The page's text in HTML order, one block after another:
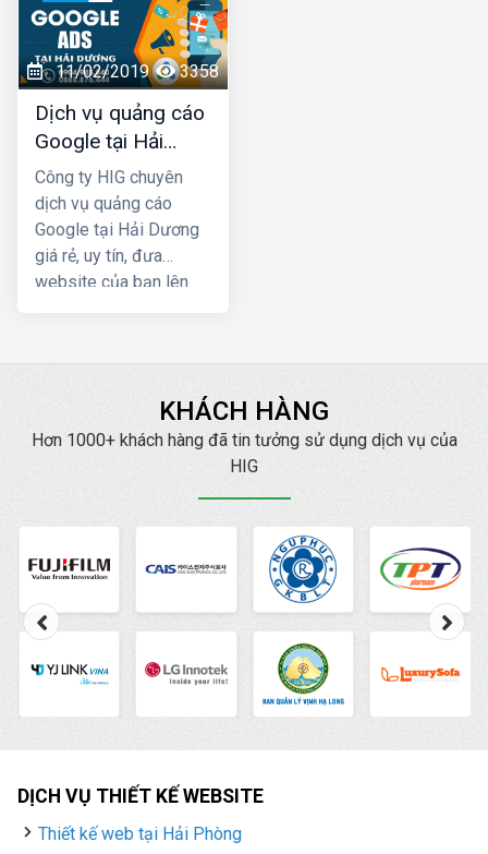
giúp cho khách hàng
chủ động tìm đến bạn
còn có tác dụng trong
việc lan tỏa, tăng nhận
diện thương hiệu của
bạn trên Internet
11/02/2019 3358
Dịch vụ quảng cáo
Google tại Hải
Dương giá rẻ
Công ty HIG chuyên
dịch vụ quảng cáo
Google tại Hải Dương
giá rẻ, uy tín, đưa
website của bạn lên
nhanh chóng với chi phí
KHÁCH HÀNG
Hơn 1000+ khách hàng đã tin tưởng sử dụng dịch vụ của
HIG
DỊCH VỤ THIẾT KẾ WEBSITE
Thiết kế web tại Hải Phòng